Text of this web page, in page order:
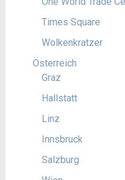
Times Square
Wolkenkratzer
Österreich
Graz
Hallstatt
Linz
Innsbruck
Salzburg